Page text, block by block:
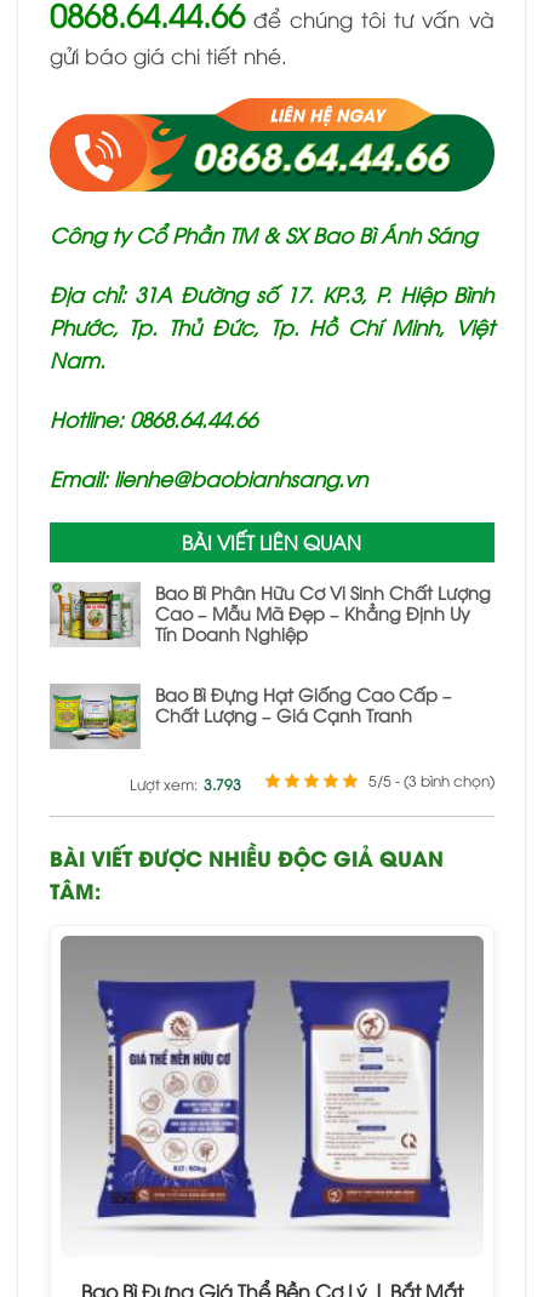
0868.64.44.66để chúng tôi tư vấn và
gửi báo giá chi tiết nhé.
Công ty Cổ Phần TM & SX Bao Bì Ánh Sáng
Địa chỉ: 31A Đường số 17. KP.3, P. Hiệp Bình
Phước, Tp. Thủ Đức, Tp. Hồ Chí Minh, Việt
Nam.
Hotline: 0868.64.44.66
Email: lienhe@baobianhsang.vn
BÀI VIẾT LIÊN QUAN
Bao Bì Phân Hữu Cơ Vi Sinh Chất Lượng
Cao – Mẫu Mã Đẹp – Khẳng Định Uy
Tín Doanh Nghiệp
Bao Bì Đựng Hạt Giống Cao Cấp –
Chất Lượng – Giá Cạnh Tranh
5/5 - (3 bình chọn)
Lượt xem: 3.793
BÀI VIẾT ĐƯỢC NHIỀU ĐỘC GIẢ QUAN
TÂM:
Bao Bì Đựng Giá Thể Bền Cơ Lý | Bắt Mắt